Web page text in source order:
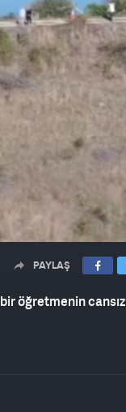
PAYLAŞ
öğretmenin cansız